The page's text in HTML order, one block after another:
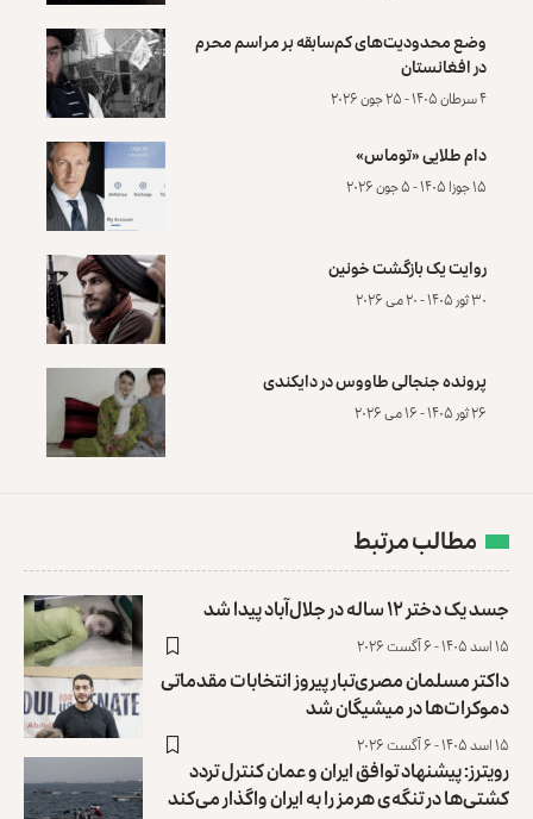
وضع محدودیت‌های کم‌سابقه بر مراسم محرم
در افغانستان
۴ سرطان ۱۴۰۵ - ۲۵ جون ۲۰۲۶
دام طلایی «توماس»
۱۵ جوزا ۱۴۰۵ - ۵ جون ۲۰۲۶
روایت یک بازگشت خونین
۳۰ ثور ۱۴۰۵ - ۲۰ می ۲۰۲۶
پرونده‌ جنجالی طاووس در دایکندی
۲۶ ثور ۱۴۰۵ - ۱۶ می ۲۰۲۶
مطالب مرتبط
جسد یک دختر ۱۲ ساله در جلال‌آباد پیدا شد
۱۵ اسد ۱۴۰۵ - ۶ آگست ۲۰۲۶
داکتر مسلمان مصری‌تبار پیروز انتخابات مقدماتی
‏دموکرات‌ها در میشیگان شد
۱۵ اسد ۱۴۰۵ - ۶ آگست ۲۰۲۶
رویترز: پیشنهاد توافق ایران و عمان کنترل تردد
کشتی‌ها ‏در تنگه‌ی هرمز را به ایران واگذار می‌کند